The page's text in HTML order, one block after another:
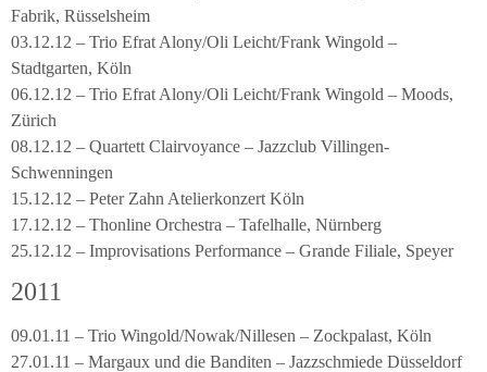
Fabrik, Rüsselsheim
03.12.12 – Trio Efrat Alony/Oli Leicht/Frank Wingold –
Stadtgarten, Köln
06.12.12 – Trio Efrat Alony/Oli Leicht/Frank Wingold – Moods,
Zürich
08.12.12 – Quartett Clairvoyance – Jazzclub Villingen-
Schwenningen
15.12.12 – Peter Zahn Atelierkonzert Köln
17.12.12 – Thonline Orchestra – Tafelhalle, Nürnberg
25.12.12 – Improvisations Performance – Grande Filiale, Speyer
2011
09.01.11 – Trio Wingold/Nowak/Nillesen – Zockpalast, Köln
27.01.11 – Margaux und die Banditen – Jazzschmiede Düsseldorf